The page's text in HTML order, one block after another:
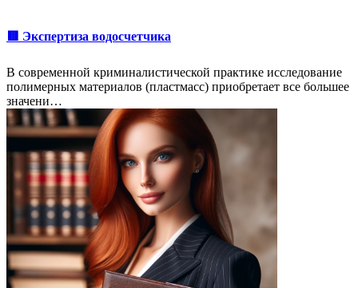
🟥 Экспертиза водосчетчика
В современной криминалистической практике исследование
полимерных материалов (пластмасс) приобретает все большее
значени…